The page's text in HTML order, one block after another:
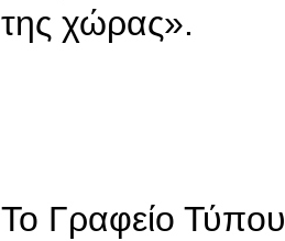
της χώρας».
To Γραφείο Τύπου